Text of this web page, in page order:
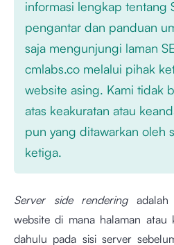
informasi lengkap tentang
pengantar dan panduan
saja mengunjungi laman
cmlabs.co melalui pihak
website asing. Kami tidak
atas keakuratan atau
pun yang ditawarkan oleh
ketiga.
Server side renderingadalah
website di mana halaman atau
dahulu pada sisi server